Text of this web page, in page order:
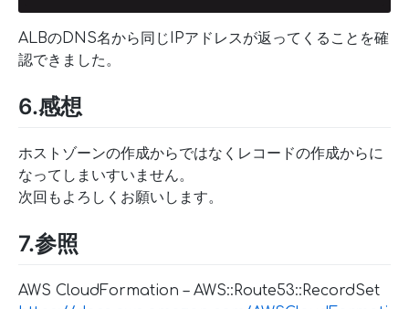
ALBのDNS名から同じIPアドレスが返ってくることを確
認できました。
6.感想
ホストゾーンの作成からではなくレコードの作成からに
なってしまいすいません。
次回もよろしくお願いします。
7.参照
AWS CloudFormation – AWS::Route53::RecordSet